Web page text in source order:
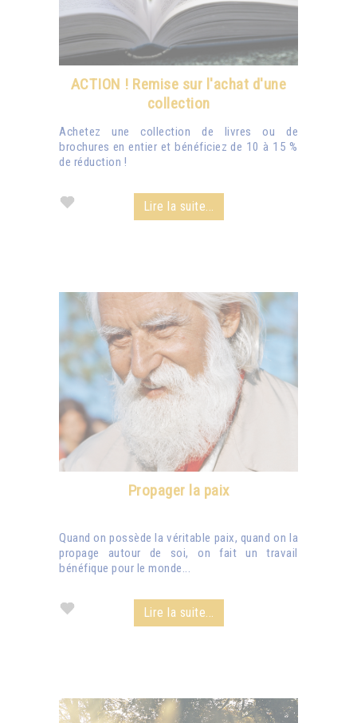
ACTION ! Remise sur l'achat d'une
collection
Achetez une collection de livres ou de
brochures en entier et bénéficiez de 10 à 15 %
de réduction !
Lire la suite...
Propager la paix
Quand on possède la véritable paix, quand on la
propage autour de soi, on fait un travail
bénéfique pour le monde...
Lire la suite...